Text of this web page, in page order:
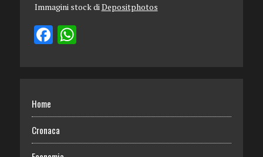
Immagini stock diDepositphotos
Home
Cronaca